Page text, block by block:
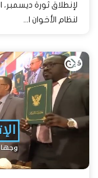
لإنطلاق ثورة
لنظام الأخوان ا...